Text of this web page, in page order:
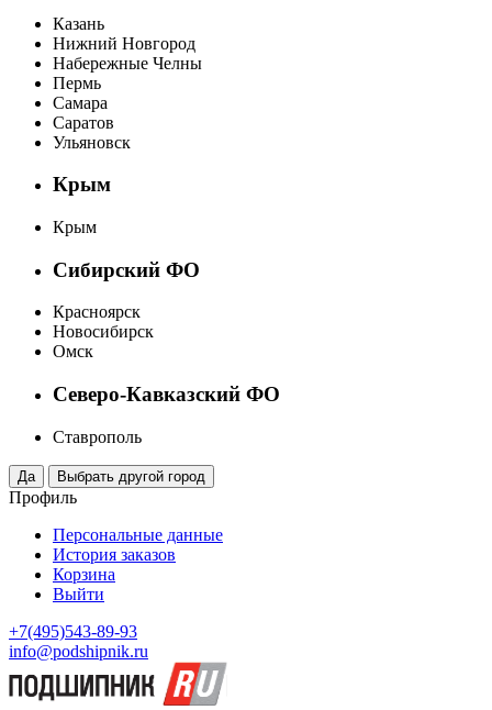
Казань
Нижний Новгород
Набережные Челны
Пермь
Самара
Саратов
Ульяновск
Крым
Крым
Сибирский ФО
Красноярск
Новосибирск
Омск
Северо-Кавказский ФО
Ставрополь
Профиль
Персональные данные
История заказов
Корзина
Выйти
+7(495)543-89-93
info@podshipnik.ru